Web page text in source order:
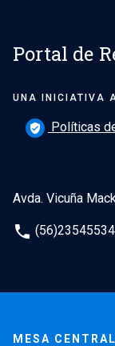
Portal de
UNA INICIATIVA
verified_user Políticas
Avda. Vicuña
phone (56)23545534
MESA CENTRAL